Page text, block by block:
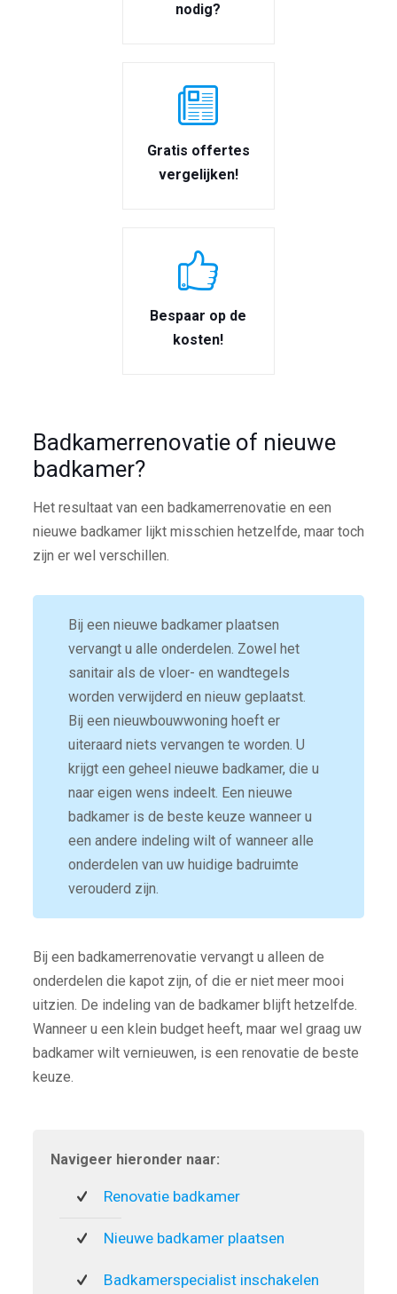
nodig?
Gratis offertes
vergelijken!
Bespaar op de
kosten!
Badkamerrenovatie of nieuwe
badkamer?
Het resultaat van een badkamerrenovatie en een
nieuwe badkamer lijkt misschien hetzelfde, maar toch
zijn er wel verschillen.
Bij een nieuwe badkamer plaatsen
vervangt u alle onderdelen. Zowel het
sanitair als de vloer- en wandtegels
worden verwijderd en nieuw geplaatst.
Bij een nieuwbouwwoning hoeft er
uiteraard niets vervangen te worden. U
krijgt een geheel nieuwe badkamer, die u
naar eigen wens indeelt. Een nieuwe
badkamer is de beste keuze wanneer u
een andere indeling wilt of wanneer alle
onderdelen van uw huidige badruimte
verouderd zijn.
Bij een badkamerrenovatie vervangt u alleen de
onderdelen die kapot zijn, of die er niet meer mooi
uitzien. De indeling van de badkamer blijft hetzelfde.
Wanneer u een klein budget heeft, maar wel graag uw
badkamer wilt vernieuwen, is een renovatie de beste
keuze.
Navigeer hieronder naar:
Renovatie badkamer
Nieuwe badkamer plaatsen
Badkamerspecialist inschakelen